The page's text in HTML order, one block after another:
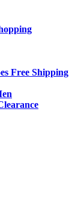
Free Shipping